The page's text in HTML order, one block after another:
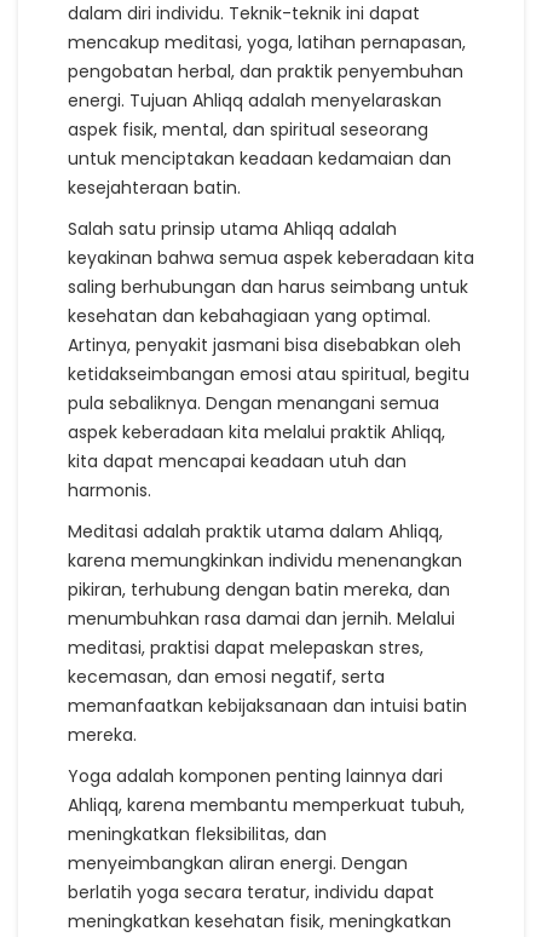
dalam diri individu. Teknik-teknik ini dapat
mencakup meditasi, yoga, latihan pernapasan,
pengobatan herbal, dan praktik penyembuhan
energi. Tujuan Ahliqq adalah menyelaraskan
aspek fisik, mental, dan spiritual seseorang
untuk menciptakan keadaan kedamaian dan
kesejahteraan batin.
Salah satu prinsip utama Ahliqq adalah
keyakinan bahwa semua aspek keberadaan kita
saling berhubungan dan harus seimbang untuk
kesehatan dan kebahagiaan yang optimal.
Artinya, penyakit jasmani bisa disebabkan oleh
ketidakseimbangan emosi atau spiritual, begitu
pula sebaliknya. Dengan menangani semua
aspek keberadaan kita melalui praktik Ahliqq,
kita dapat mencapai keadaan utuh dan
harmonis.
Meditasi adalah praktik utama dalam Ahliqq,
karena memungkinkan individu menenangkan
pikiran, terhubung dengan batin mereka, dan
menumbuhkan rasa damai dan jernih. Melalui
meditasi, praktisi dapat melepaskan stres,
kecemasan, dan emosi negatif, serta
memanfaatkan kebijaksanaan dan intuisi batin
mereka.
Yoga adalah komponen penting lainnya dari
Ahliqq, karena membantu memperkuat tubuh,
meningkatkan fleksibilitas, dan
menyeimbangkan aliran energi. Dengan
berlatih yoga secara teratur, individu dapat
meningkatkan kesehatan fisik, meningkatkan